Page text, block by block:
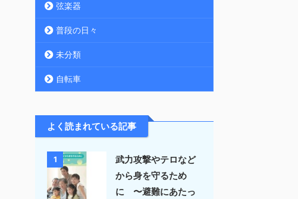
弦楽器
普段の日々
未分類
自転車
よく読まれている記事
1
武力攻撃やテロなど
から身を守るため
に 〜避難にあたっ